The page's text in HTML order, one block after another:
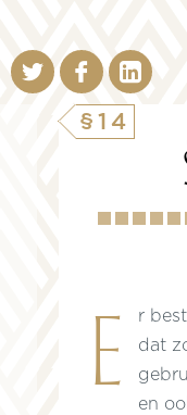
§14
1 2 3
Er bestaat geen tweede woord
dat
en